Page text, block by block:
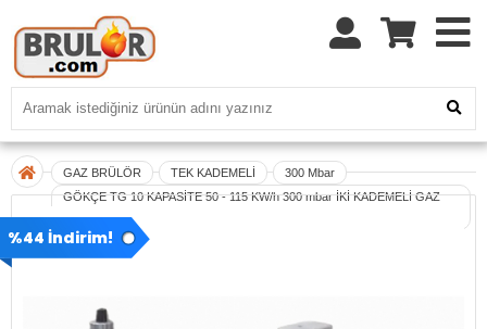
GAZ BRÜLÖR TEK KADEMELİ
300 Mbar
GÖKÇE TG 10 KAPASİTE 50 - 115 KW/h 300 mbar İKİ KADEMELİ GAZ
BRÜLÖRÜ
%44 İndirim!